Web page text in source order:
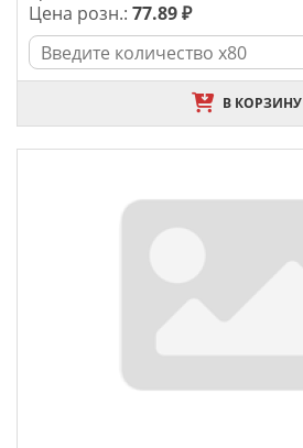
Цена розн.: 77.89 ₽
В КОРЗИНУ